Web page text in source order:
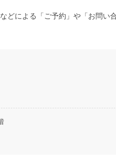
による「ご予約」や「お問い